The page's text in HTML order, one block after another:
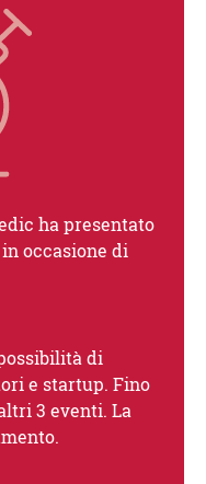
ha presentato
occasione di
di
e startup. Fino
3 eventi. La